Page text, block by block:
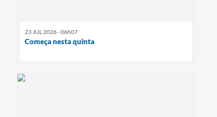
23 JUL 2026 - 06h07
Começa nesta quinta